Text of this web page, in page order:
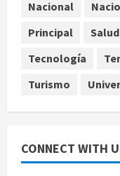
y
Nacional
Principal
Salud
Tecnología
Turismo
CONNECT WITH